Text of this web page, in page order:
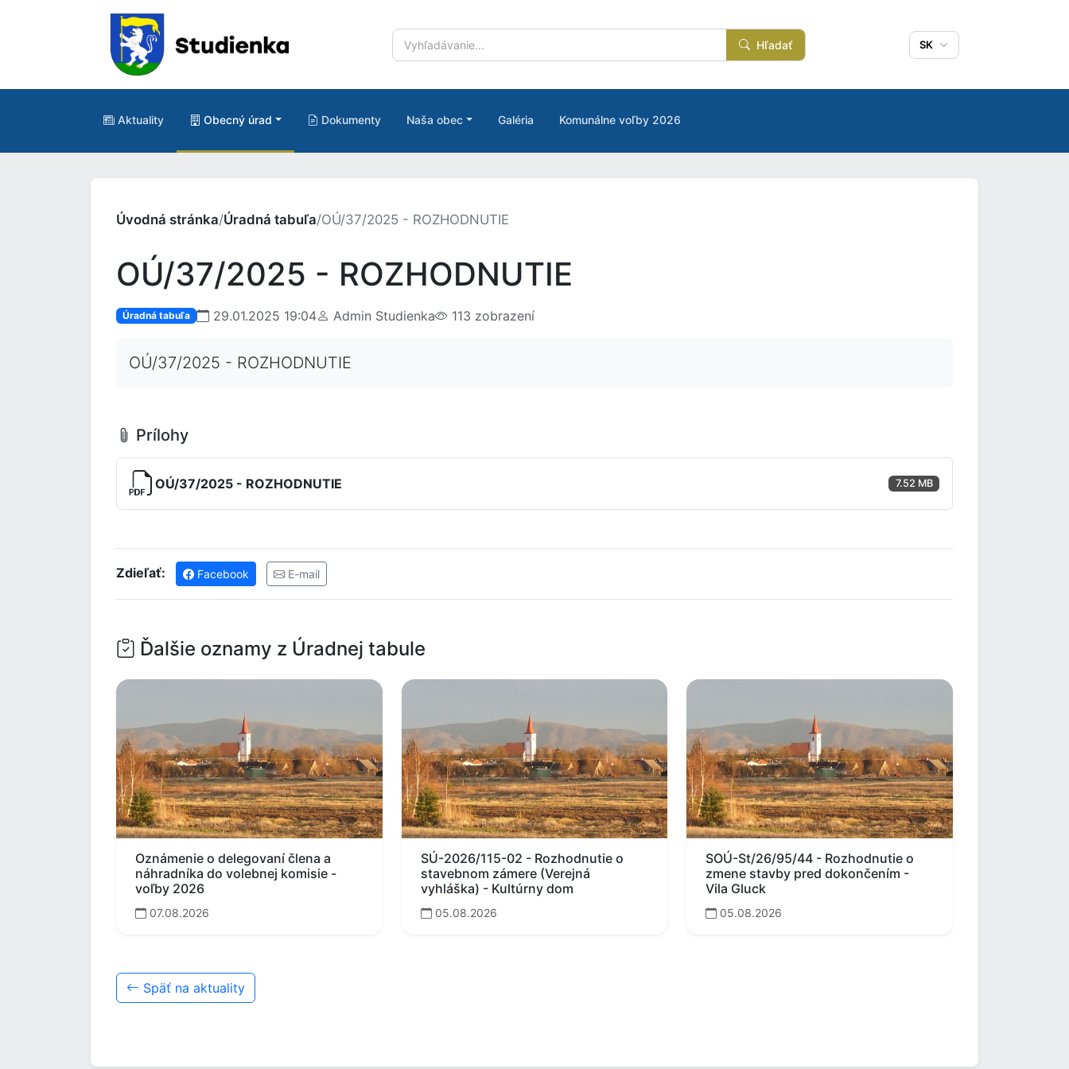
Hľadať SK
Aktuality Obecný úrad Dokumenty Naša obec Galéria Komunálne voľby 2026
Úvodná stránka/Úradná tabuľa/OÚ/37/2025 - ROZHODNUTIE
OÚ/37/2025 - ROZHODNUTIE
Úradná tabuľa 29.01.2025 19:04 Admin Studienka 113 zobrazení
OÚ/37/2025 - ROZHODNUTIE
Prílohy
OÚ/37/2025 - ROZHODNUTIE 7.52 MB
Zdieľať: Facebook E-mail
Ďalšie oznamy z Úradnej tabule
Oznámenie o delegovaní člena a
náhradníka do volebnej komisie -
voľby 2026
07.08.2026
SÚ-2026/115-02 - Rozhodnutie o
stavebnom zámere (Verejná
vyhláška) - Kultúrny dom
05.08.2026
SOÚ-St/26/95/44 - Rozhodnutie o
zmene stavby pred dokončením -
Vila Gluck
05.08.2026
Späť na aktuality